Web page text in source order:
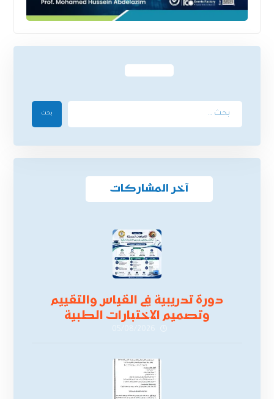
بحث
آخر المشاركات
دورة تدريبية في القياس والتقييم
وتصميم الاختبارات الطبية